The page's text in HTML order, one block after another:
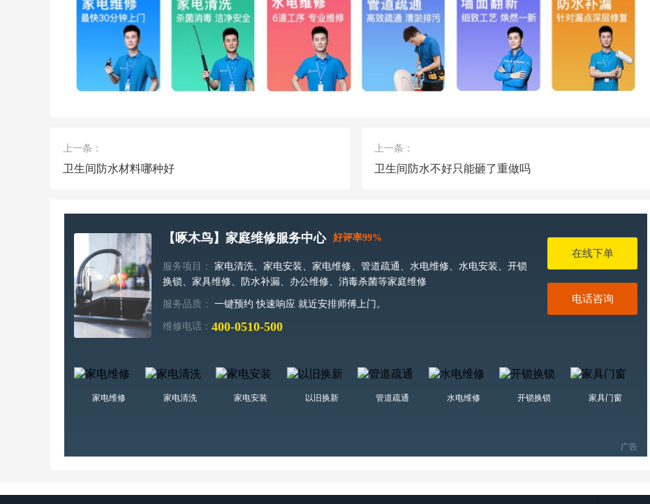
上一条：
卫生间防水材料哪种好
上一条：
卫生间防水不好只能砸了重做吗
【啄木鸟】家庭维修服务中心 好评率99%
服务项目：
家电清洗、家电安装、家电维修、管道疏通、水电维修、水电安装、开锁
换锁、家具维修、防水补漏、办公维修、消毒杀菌等家庭维修
服务品质： 一键预约 快速响应 就近安排师傅上门。
维修电话： 400-0510-500
在线下单
电话咨询
家电维修 家电清洗 家电安装 以旧换新 管道疏通 水电维修 开锁换锁 家具门窗
广告